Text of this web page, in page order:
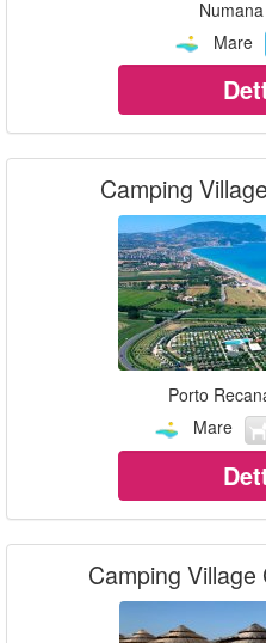
Mare
Camping
Porto
Mare
Camping Village